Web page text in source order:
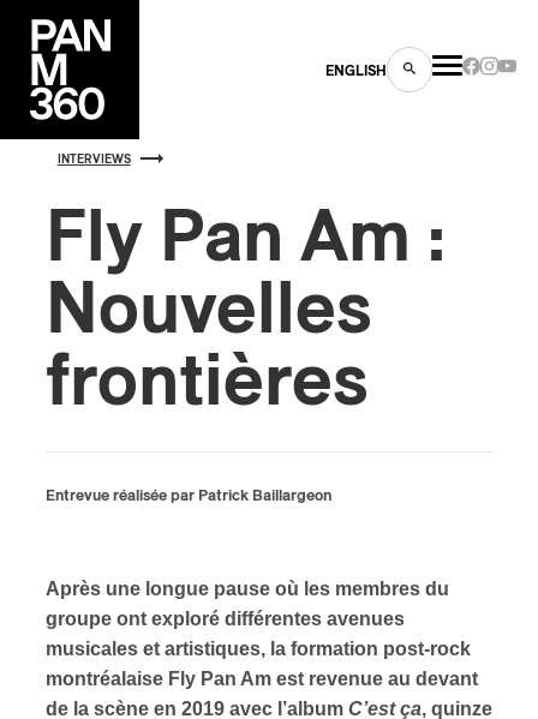
ENGLISH
INTERVIEWS
Fly Pan Am :
Nouvelles
frontières
Entrevue réalisée par Patrick Baillargeon
Après une longue pause où les membres du
groupe ont exploré différentes avenues
musicales et artistiques, la formation post-rock
montréalaise Fly Pan Am est revenue au devant
de la scène en 2019 avec l’album C’est ça, quinze